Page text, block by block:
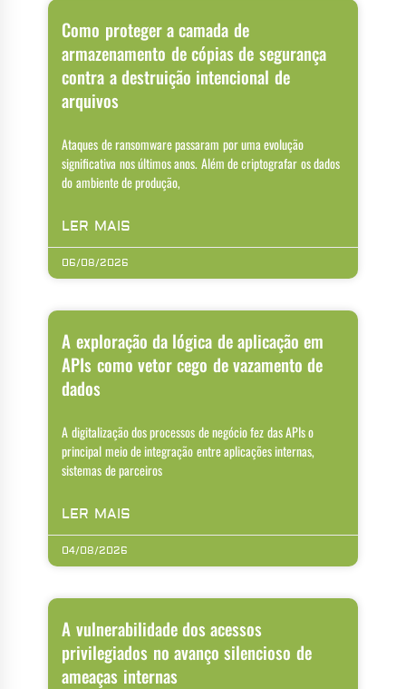
Como proteger a camada de
armazenamento de cópias de segurança
contra a destruição intencional de
arquivos
Ataques de ransomware passaram por uma evolução
significativa nos últimos anos. Além de criptografar os dados
do ambiente de produção,
LER MAIS
06/08/2026
A exploração da lógica de aplicação em
APIs como vetor cego de vazamento de
dados
A digitalização dos processos de negócio fez das APIs o
principal meio de integração entre aplicações internas,
sistemas de parceiros
LER MAIS
04/08/2026
A vulnerabilidade dos acessos
privilegiados no avanço silencioso de
ameaças internas